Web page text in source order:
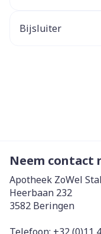
Bijsluiter
Neem contact
Apotheek ZoWel
Heerbaan 232
3582 Beringen